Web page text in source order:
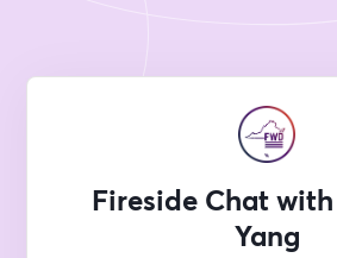
Fireside Chat
Yang